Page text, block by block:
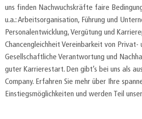
uns finden Nachwuchskräfte faire
u.a.: Arbeitsorganisation, Führung und
Personalentwicklung, Vergütung und
Chancengleichheit Vereinbarkeit von Privat-
Gesellschaftliche Verantwortung und
guter Karrierestart. Den gibt’s bei uns als
Company. Erfahren Sie mehr über Ihre
Einstiegsmöglichkeiten und werden Teil